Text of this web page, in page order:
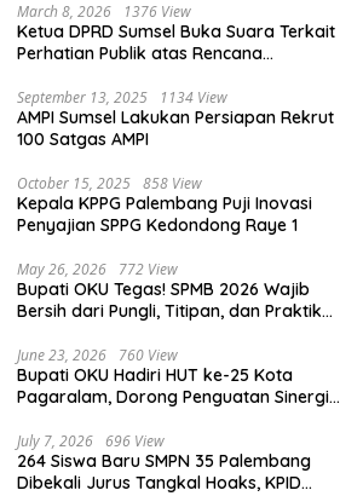
March 8, 2026 1376 View
Ketua DPRD Sumsel Buka Suara Terkait
Perhatian Publik atas Rencana
September 13, 2025 1134 View
AMPI Sumsel Lakukan Persiapan Rekrut
100 Satgas AMPI
October 15, 2025 858 View
Kepala KPPG Palembang Puji Inovasi
Penyajian SPPG Kedondong Raye 1
May 26, 2026 772 View
Bupati OKU Tegas! SPMB 2026 Wajib
Bersih dari Pungli, Titipan, dan Praktik
June 23, 2026 760 View
Bupati OKU Hadiri HUT ke-25 Kota
Pagaralam, Dorong Penguatan Sinergi
July 7, 2026 696 View
264 Siswa Baru SMPN 35 Palembang
Dibekali Jurus Tangkal Hoaks, KPID